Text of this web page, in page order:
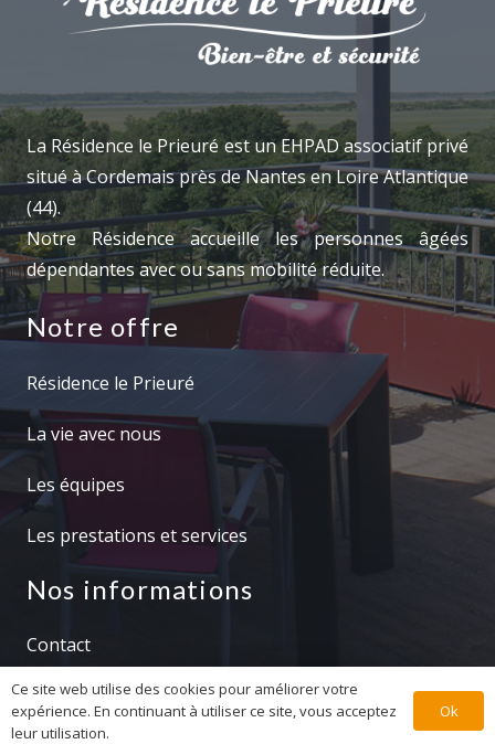
La Résidence le Prieuré est un EHPAD associatif privé
situé à Cordemais près de Nantes en Loire Atlantique
(44).
Notre Résidence accueille les personnes âgées
dépendantes avec ou sans mobilité réduite.
Notre offre
Résidence le Prieuré
La vie avec nous
Les équipes
Les prestations et services
Nos informations
Contact
Résidence le Prieuré 2022 – Tous droits conservés.
Une création Orijin prod
Ce site web utilise des cookies pour améliorer votre
expérience. En continuant à utiliser ce site, vous acceptez
leur utilisation.
Ok